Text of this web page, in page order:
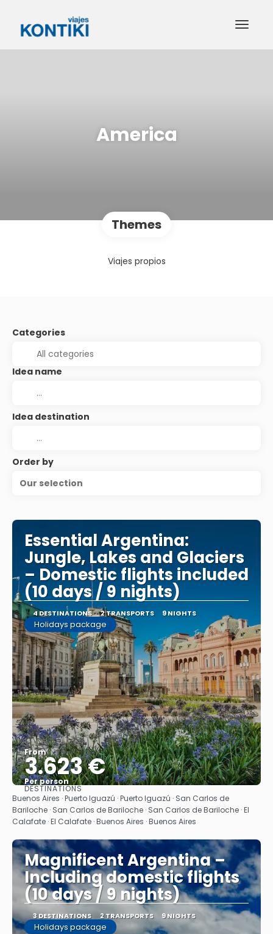
America
Themes
Viajes propios
Categories
Idea name
Idea destination
Order by
Our selection
Essential Argentina:
Jungle, Lakes and Glaciers
– Domestic flights included
(10 days / 9 nights)
4 DESTINATIONS 2 TRANSPORTS 9 NIGHTS
Holidays package
From
3.623 €
Per person
See
DESTINATIONS
Buenos Aires · Puerto Iguazú · Puerto Iguazú · San Carlos de
Bariloche · San Carlos de Bariloche · San Carlos de Bariloche · El
Calafate · El Calafate · Buenos Aires · Buenos Aires
Magnificent Argentina –
Including domestic flights
(10 days / 9 nights)
3 DESTINATIONS 2 TRANSPORTS 9 NIGHTS
Holidays package